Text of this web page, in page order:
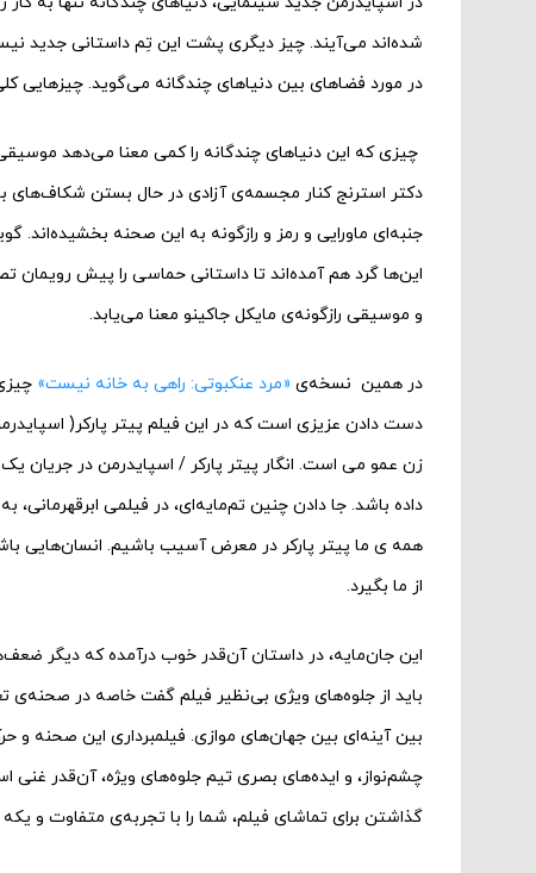
شده‌اند می‌آیند. چیز دیگری پشت این تِم داستانی جدید
در مورد فضاهای بین دنیاهای چندگانه می‌گوید. چیزهایی
چیزی که این دنیاهای چندگانه را کمی معنا می‌دهد
دکتر استرنج کنار مجسمه‌ی آزادی در حال بستن شکاف‌های
جنبه‌ای ماورایی و رمز و رازگونه به این صحنه بخشیده‌اند.
این‌ها گرد هم آمده‌اند تا داستانی حماسی را پیش رویمان
و موسیقی راز‌گونه‌ی مایکل جاکینو معنا می‌یابد.
در همین نسخه‌ی «مرد عنکبوتی: راهی به خانه نیست»
دست دادن عزیزی است که در این فیلم پیتر پارکر(
زن عمو می است. انگار پیتر پارکر / اسپایدرمن در جریان
داده باشد. جا دادن چنین تم‌مایه‌ای، در فیلمی
همه ی ما پیتر پارکر در معرض آسیب باشیم. انسان‌هایی
از ما بگیرد.
این جان‌مایه، در داستان آن‌قدر خوب درآمده که دیگر
باید از جلوه‌های ویژ‌ی بی‌نظیر فیلم گفت خاصه در صحنه‌ی
بین آینه‌ای بین جهان‌های موازی. فیلمبرداری این صحنه و
چشم‌نواز، و ایده‌های بصری تیم جلوه‌های ویژه، آن‌قدر
گذاشتن برای تماشای فیلم، شما را با تجربه‌ی متفاوت و یکه